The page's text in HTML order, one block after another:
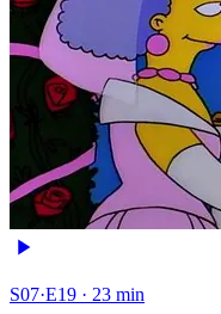
S07·E19 · 23 min